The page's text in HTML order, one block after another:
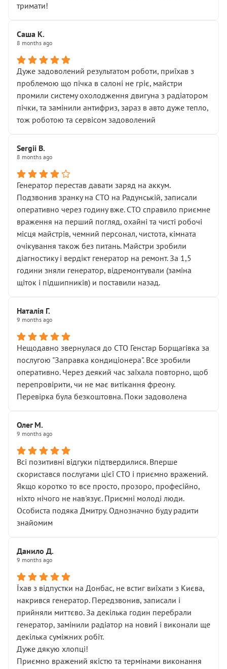
тримати!
Саша К.
8 months ago
Дуже задоволений результатом роботи, приїхав з
проблемою що пічка в салоні не гріє, майстри
промили систему охолодження двигуна з радіатором
пічки, та замінили антифриз, зараз в авто дуже тепло,
тож роботою та сервісом задоволений
Sergii B.
8 months ago
Генератор перестав давати заряд на аккум.
Подзвонив зранку на СТО на Радунській, записали
оперативно через годину вже. СТО справило приємне
враження на перший погляд, охайні та чисті робочі
місця майстрів, чемний персонал, чистота, кімната
очікування також без питань. Майстри зробили
діагностику і вердікт генератор на ремонт. За 1,5
години зняли генератор, відремонтували (заміна
щіток і підшипників) и поставили назад.
Наталія Г.
9 months ago
Нещодавно звернулася до СТО Генстар Борщагівка за
послугою "Заправка кондиціонера". Все зробили
оперативно. Через деякий час заїхала повторно, щоб
перепровірити, чи не має витікання фреону.
Перевірка була безкоштовна. Поки задоволена
Олег М.
9 months ago
Всі позитивні відгуки підтвердилися. Вперше
скористався послугами цієї СТО і приємно вражений.
Якщо коротко то все просто, прозоро, професійно,
ніхто нічого не нав'язує. Приємні молоді люди.
Особиста подяка Дмитру. Однозначно буду радити
знайомим
Данило Д.
9 months ago
Їхав з відпустки на Донбас, не встиг виїхати з Києва,
накрився генератор. Передзвонив, записали і
прийняли миттєво. За декілька годин перебрали
генератор, замінили радіатор на новий і виконали ще
декілька суміжних робіт.
Дуже дякую хлопці!
Приємно вражений якістю та термінами виконання